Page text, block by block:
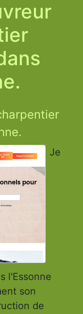
Je
l'Essonne
son
de